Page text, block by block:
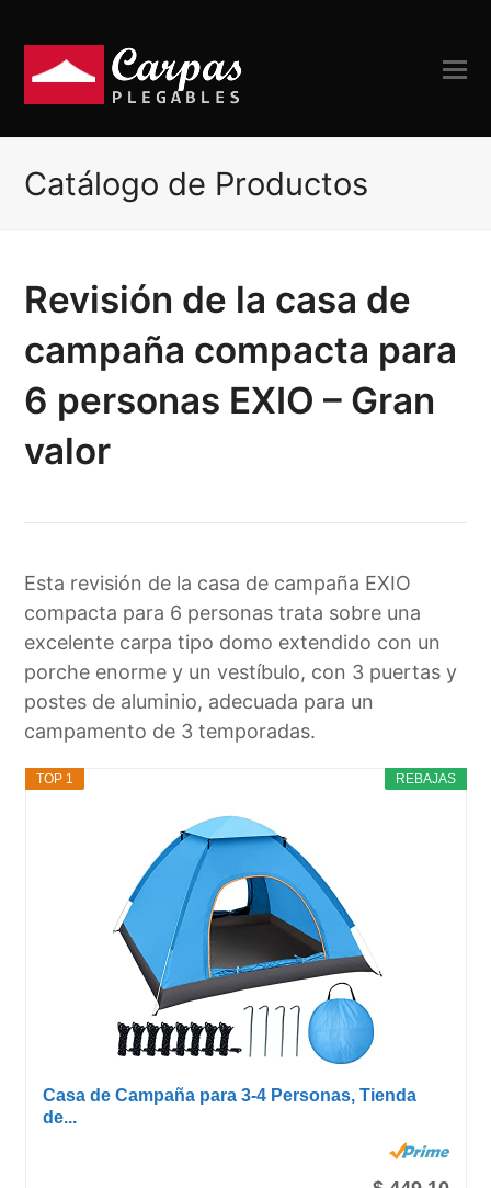
Catálogo de Productos
Revisión de la casa de
campaña compacta para
6 personas EXIO – Gran
valor
Esta revisión de la casa de campaña EXIO
compacta para 6 personas trata sobre una
excelente carpa tipo domo extendido con un
porche enorme y un vestíbulo, con 3 puertas y
postes de aluminio, adecuada para un
campamento de 3 temporadas.
REBAJAS
TOP 1
Casa de Campaña para 3-4 Personas, Tienda
de...